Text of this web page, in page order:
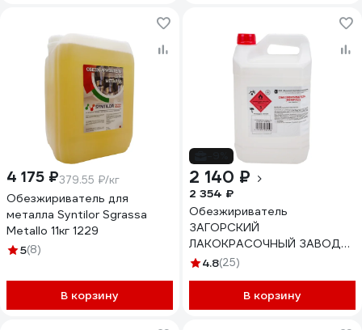
4 175 ₽379.55 ₽/кг
Обезжириватель для
металла Syntilor Sgrassa
Metallo 11кг 1229
5(8)
В корзину
2 140 ₽
2 354 ₽
Обезжириватель
ЗАГОРСКИЙ
ЛАКОКРАСОЧНЫЙ ЗАВОД
Нефрас 5 л ZLK05284
4.8(25)
В корзину